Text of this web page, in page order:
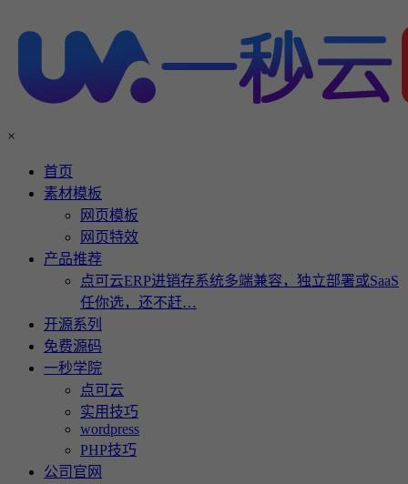
×
首页
素材模板
网页模板
网页特效
产品推荐
点可云ERP进销存系统多端兼容，独立部署或SaaS
任你选，还不赶…
开源系列
免费源码
一秒学院
点可云
实用技巧
wordpress
PHP技巧
公司官网